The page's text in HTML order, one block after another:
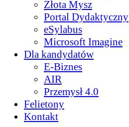
Złota Mysz
Portal Dydaktyczny
eSylabus
Microsoft Imagine
Dla kandydatów
E-Biznes
AIR
Przemysł 4.0
Felietony
Kontakt